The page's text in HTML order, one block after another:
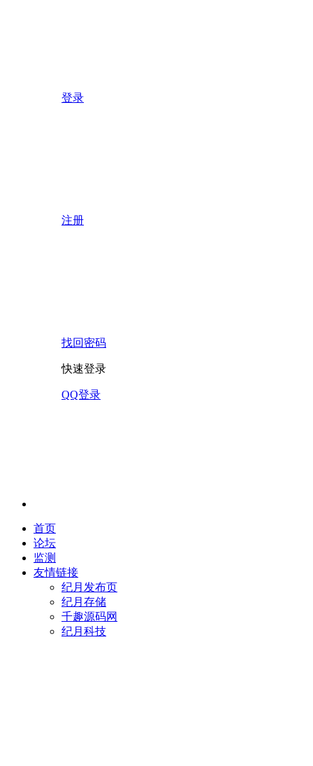
登录
注册
找回密码
快速登录
QQ登录
首页
论坛
监测
友情链接
纪月发布页
纪月存储
千趣源码网
纪月科技